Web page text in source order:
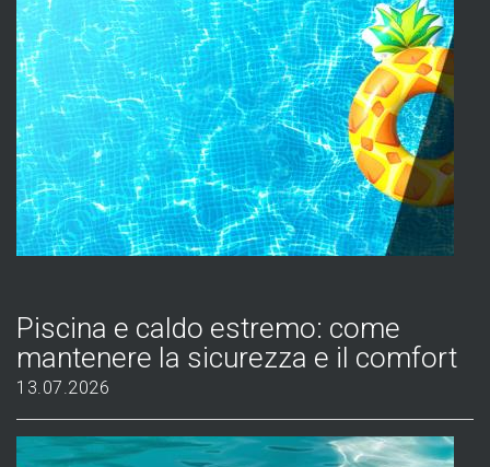
Piscina e caldo estremo: come
mantenere la sicurezza e il comfort
13.07.2026